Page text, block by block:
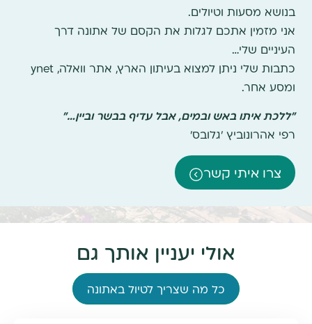
בנושא מסעות וטיולים.
אני מזמין אתכם לגלות את הקסם של אתונה דרך
העיניים שלי…
כתבות שלי ניתן למצוא בעיתון הארץ, אתר וואלה, ynet
ומסע אחר.
"ללכת איתו באש ובמים, אבל עדיף בבשר וביין…"
רפי אהרונוביץ 'גלובס'
צרו איתי קשר
אולי יעניין אותך גם
כל מה שצריך לטיול באתונה